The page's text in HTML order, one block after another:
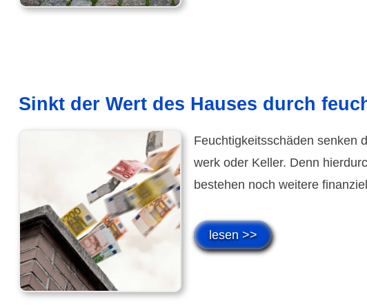
Sinkt der Wert des Hauses durch
Feuchtig­keits­schäden senken
werk oder Keller. Denn
bestehen noch weitere
lesen >>